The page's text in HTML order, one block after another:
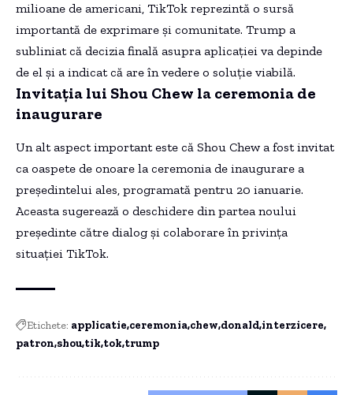
milioane de americani, TikTok reprezintă o sursă
importantă de exprimare și comunitate. Trump a
subliniat că decizia finală asupra aplicației va depinde
de el și a indicat că are în vedere o soluție viabilă.
Invitația lui Shou Chew la ceremonia de
inaugurare
Un alt aspect important este că Shou Chew a fost invitat
ca oaspete de onoare la ceremonia de inaugurare a
președintelui ales, programată pentru 20 ianuarie.
Aceasta sugerează o deschidere din partea noului
președinte către dialog și colaborare în privința
situației TikTok.
Etichete: applicatie ceremonia chew donald interzicere
patron shou tik tok trump